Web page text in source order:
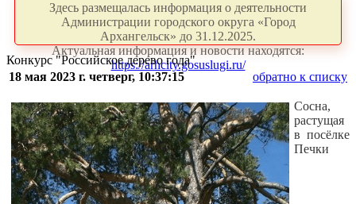
Здесь размещалась информация о деятельности
Администрации городского округа «Город
Архангельск» до 31.12.2025.
Актуальная информация и новости находятся:
https://arhcity.gosuslugi.ru/
Конкурс "Российское дерево года"
18 мая 2023 г. четверг, 10:37:15
обратно к списку
Сосна,
растущая
в посёлке
Печки